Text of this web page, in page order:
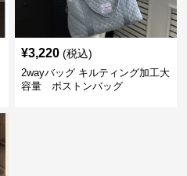
¥3,220 (税込)
2wayバッグ キルティング加工大
容量 ボストンバッグ